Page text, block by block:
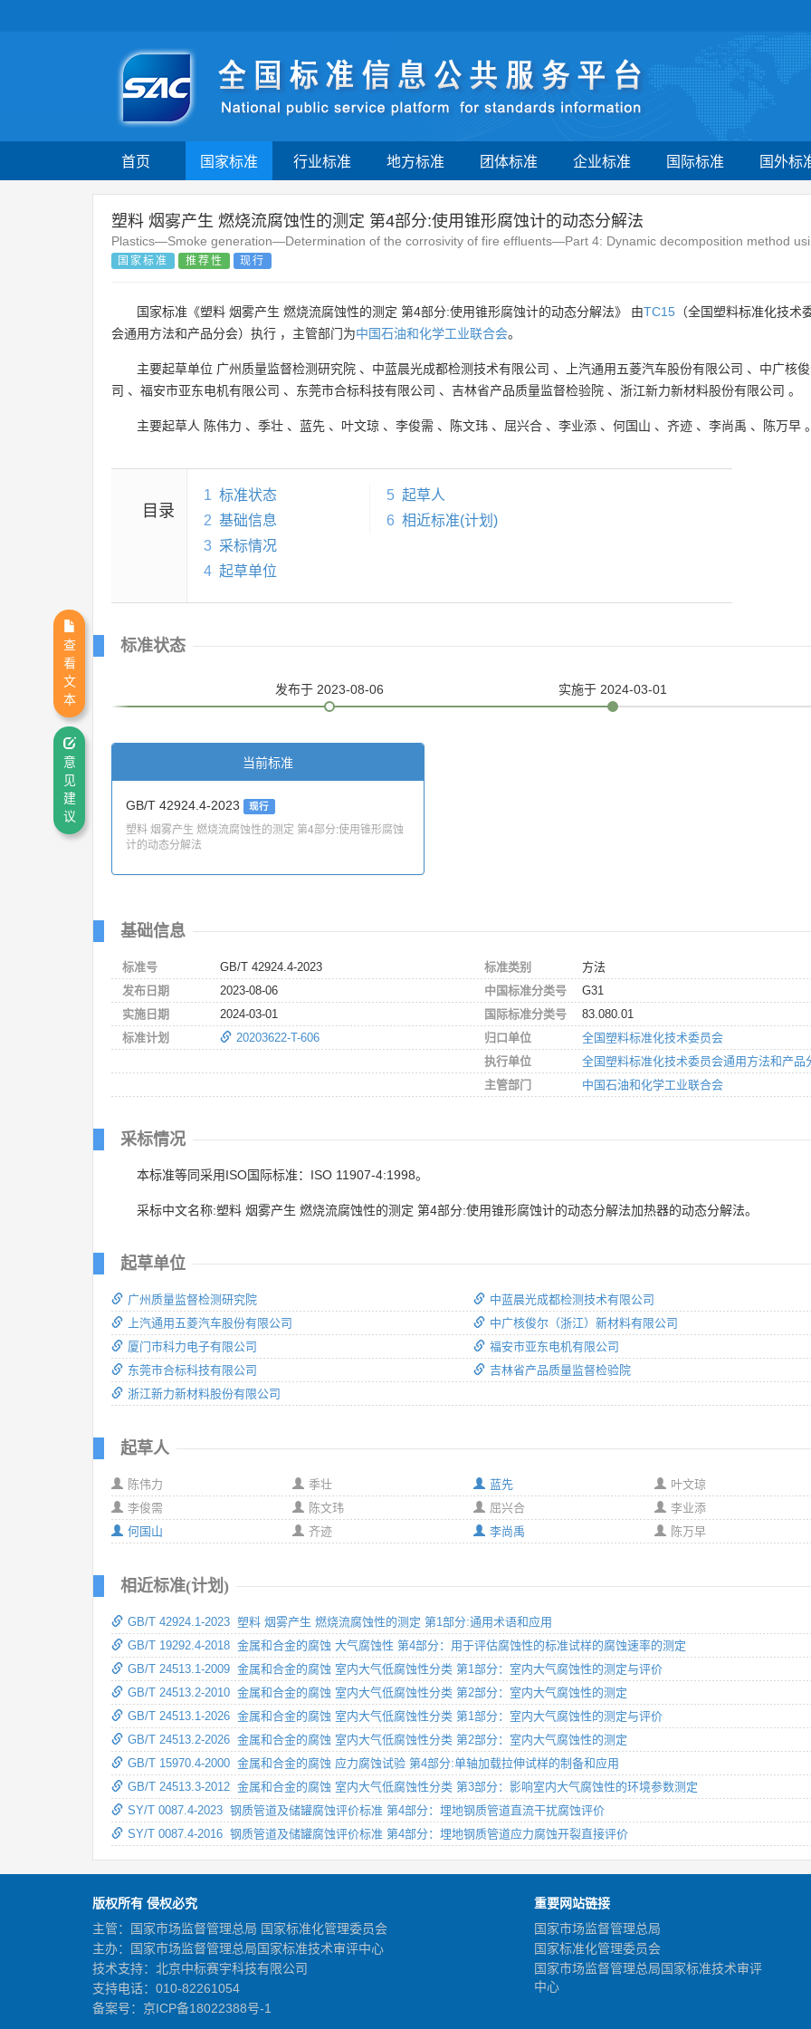
首页 国家标准 行业标准 地方标准 团体标准 企业标准 国际标准 国外标
塑料 烟雾产生 燃烧流腐蚀性的测定 第4部分:使用锥形腐蚀计的动态分解法
Plastics—Smoke generation—Determination of the corrosivity of fire effluents—Part 4: Dynamic decomposition method
国家标准 推荐性 现行
国家标准《塑料 烟雾产生 燃烧流腐蚀性的测定 第4部分:使用锥形腐蚀计的动态分解法》 由TC15 （全国塑料标准化技术
会通用方法和产品分会）执行 ，主管部门为中国石油和化学工业联合会。
主要起草单位 广州质量监督检测研究院 、 中蓝晨光成都检测技术有限公司 、 上汽通用五菱汽车股份有限公司 、 中广核
司 、 福安市亚东电机有限公司 、 东莞市合标科技有限公司 、 吉林省产品质量监督检验院 、 浙江新力新材料股份有限公司 。
主要起草人 陈伟力 、 季壮 、 蓝先 、 叶文琼 、 李俊需 、 陈文玮 、 屈兴合 、 李业添 、 何国山 、 齐迹 、 李尚禹 、 陈万早
目录
1 标准状态
2 基础信息
3 采标情况
4 起草单位
5 起草人
6 相近标准(计划)
标准状态
发布于 2023-08-06 实施于 2024-03-01
当前标准
GB/T 42924.4-2023 现行
塑料 烟雾产生 燃烧流腐蚀性的测定 第4部分:使用锥形腐蚀
计的动态分解法
基础信息
标准号
GB/T 42924.4-2023
发布日期
2023-08-06
实施日期
2024-03-01
标准计划
20203622-T-606
标准类别
方法
中国标准分类号
G31
国际标准分类号
83.080.01
归口单位
全国塑料标准化技术委员会
执行单位
全国塑料标准化技术委员会通用方法和产品
主管部门
中国石油和化学工业联合会
采标情况
本标准等同采用ISO国际标准：ISO 11907-4:1998。
采标中文名称:塑料 烟雾产生 燃烧流腐蚀性的测定 第4部分:使用锥形腐蚀计的动态分解法加热器的动态分解法。
起草单位
广州质量监督检测研究院
上汽通用五菱汽车股份有限公司
厦门市科力电子有限公司
东莞市合标科技有限公司
浙江新力新材料股份有限公司
中蓝晨光成都检测技术有限公司
中广核俊尔（浙江）新材料有限公司
福安市亚东电机有限公司
吉林省产品质量监督检验院
起草人
陈伟力
季壮
李俊需
陈文玮
何国山
齐迹
蓝先
叶文琼
屈兴合
李业添
李尚禹
陈万早
相近标准(计划)
GB/T 42924.1-2023 塑料 烟雾产生 燃烧流腐蚀性的测定 第1部分:通用术语和应用
GB/T 19292.4-2018 金属和合金的腐蚀 大气腐蚀性 第4部分：用于评估腐蚀性的标准试样的腐蚀速率的测定
GB/T 24513.1-2009 金属和合金的腐蚀 室内大气低腐蚀性分类 第1部分：室内大气腐蚀性的测定与评价
GB/T 24513.2-2010 金属和合金的腐蚀 室内大气低腐蚀性分类 第2部分：室内大气腐蚀性的测定
GB/T 24513.1-2026 金属和合金的腐蚀 室内大气低腐蚀性分类 第1部分：室内大气腐蚀性的测定与评价
GB/T 24513.2-2026 金属和合金的腐蚀 室内大气低腐蚀性分类 第2部分：室内大气腐蚀性的测定
GB/T 15970.4-2000 金属和合金的腐蚀 应力腐蚀试验 第4部分:单轴加载拉伸试样的制备和应用
GB/T 24513.3-2012 金属和合金的腐蚀 室内大气低腐蚀性分类 第3部分：影响室内大气腐蚀性的环境参数测定
SY/T 0087.4-2023 钢质管道及储罐腐蚀评价标准 第4部分：埋地钢质管道直流干扰腐蚀评价
SY/T 0087.4-2016 钢质管道及储罐腐蚀评价标准 第4部分：埋地钢质管道应力腐蚀开裂直接评价
版权所有 侵权必究
主管：国家市场监督管理总局 国家标准化管理委员会
主办：国家市场监督管理总局国家标准技术审评中心
技术支持：北京中标赛宇科技有限公司
支持电话：010-82261054
备案号： 京ICP备18022388号-1
重要网站链接
国家市场监督管理总局
国家标准化管理委员会
国家市场监督管理总局国家标准技术审评
中心
查
看
文
本
意
见
建
议